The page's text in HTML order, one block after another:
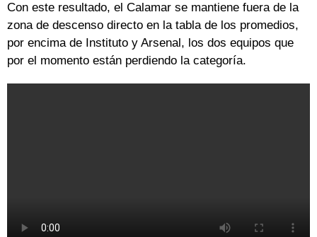
Con este resultado, el Calamar se mantiene fuera de la
zona de descenso directo en la tabla de los promedios,
por encima de Instituto y Arsenal, los dos equipos que
por el momento están perdiendo la categoría.